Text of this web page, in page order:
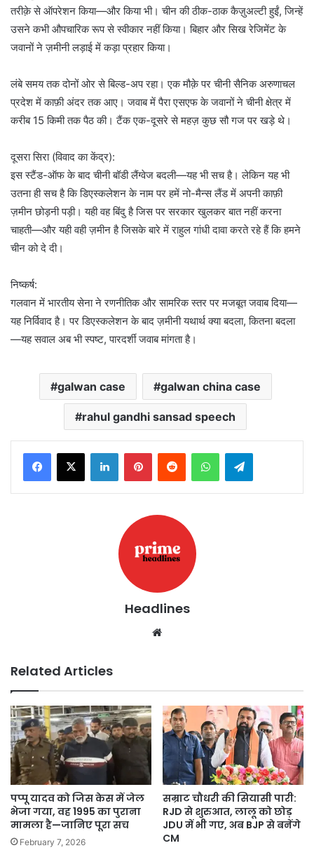
तरीक़े से ऑपरेशन किया—और किया भी। चीन की ठीक-ठाक कैज़ुअल्टी हुईं, जिन्हें
उसने कभी औपचारिक रूप से स्वीकार नहीं किया। बिहार और सिख रेजिमेंट के
जवानों ने ज़मीनी लड़ाई में कड़ा प्रहार किया।
लंबे समय तक दोनों ओर से बिल्ड-अप रहा। एक मौक़े पर चीनी सैनिक अरुणाचल
प्रदेश में काफ़ी अंदर तक आए। जवाब में पैरा एसएफ के जवानों ने चीनी क्षेत्र में
करीब 15 किमी तक पैठ की। टैंक एक-दूसरे से महज़ कुछ सौ गज पर खड़े थे।
दूसरा सिरा (विवाद का केंद्र):
इस स्टैंड-ऑफ के बाद चीनी बॉडी लैंग्वेज बदली—यह भी सच है। लेकिन यह भी
उतना ही सच है कि डिएस्कलेशन के नाम पर हमें नो-मैन्स लैंड में अपनी काफ़ी
ज़मीन छोड़नी पड़ी। यही वह बिंदु है जिस पर सरकार खुलकर बात नहीं करना
चाहती—और यही वही ज़मीन है जिसके बारे में राहुल गांधी दावा करते रहे हैं कि हमने
चीन को दे दी।
निष्कर्ष:
गलवान में भारतीय सेना ने रणनीतिक और सामरिक स्तर पर मजबूत जवाब दिया—
यह निर्विवाद है। पर डिएस्कलेशन के बाद ज़मीनी यथार्थ क्या बदला, कितना बदला
—यह सवाल अब भी स्पष्ट, पारदर्शी जवाब मांगता है।
galwan case galwan china case
rahul gandhi sansad speech
LinkedInPinterestReddit WhatsAppTelegram
Headlines
Related Articles
पप्पू यादव को जिस केस में जेल
भेजा गया, वह 1995 का पुराना
मामला है—जानिए पूरा सच
February 7, 2026
सम्राट चौधरी की सियासी पारी:
RJD से शुरुआत, लालू को छोड़
JDU में भी गए, अब BJP से बनेंगे
CM